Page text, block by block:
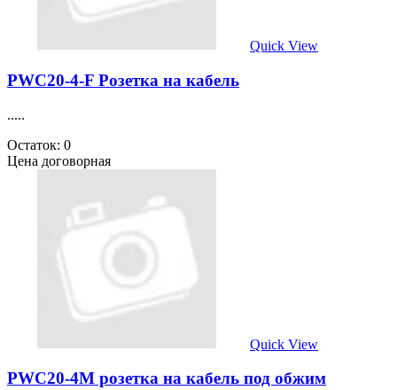
Quick View
PWC20-4-F Розетка на кабель
.....
Остаток: 0
Цена договорная
Quick View
PWC20-4M розетка на кабель под обжим